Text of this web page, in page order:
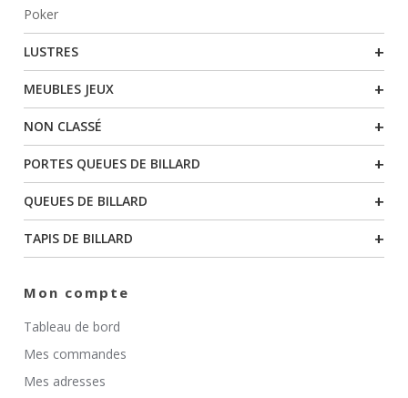
Poker
LUSTRES +
MEUBLES JEUX +
NON CLASSÉ +
PORTES QUEUES DE BILLARD +
QUEUES DE BILLARD +
TAPIS DE BILLARD +
Mon compte
Tableau de bord
Mes commandes
Mes adresses